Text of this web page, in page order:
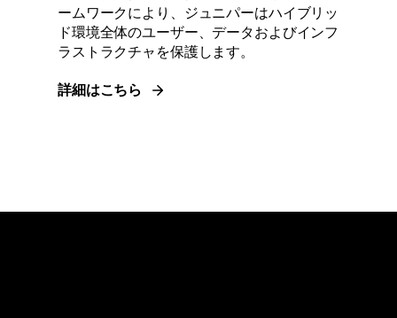
ームワークにより、ジュニパーはハイブリッ
ド環境全体のユーザー、データおよびインフ
ラストラクチャを保護します。
詳細はこちら